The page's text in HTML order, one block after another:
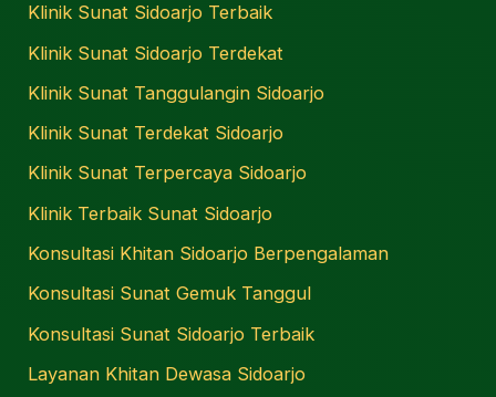
Klinik Sunat Sidoarjo Terbaik
Klinik Sunat Sidoarjo Terdekat
Klinik Sunat Tanggulangin Sidoarjo
Klinik Sunat Terdekat Sidoarjo
Klinik Sunat Terpercaya Sidoarjo
Klinik Terbaik Sunat Sidoarjo
Konsultasi Khitan Sidoarjo Berpengalaman
Konsultasi Sunat Gemuk Tanggul
Konsultasi Sunat Sidoarjo Terbaik
Layanan Khitan Dewasa Sidoarjo